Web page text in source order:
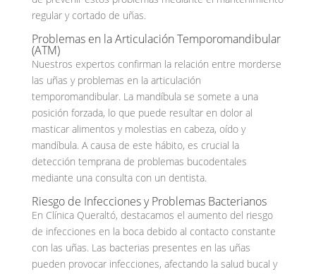
regular y cortado de uñas.
Problemas en la Articulación Temporomandibular
(ATM)
Nuestros expertos confirman la relación entre morderse
las uñas y problemas en la articulación
temporomandibular. La mandíbula se somete a una
posición forzada, lo que puede resultar en dolor al
masticar alimentos y molestias en cabeza, oído y
mandíbula. A causa de este hábito, es crucial la
detección temprana de problemas bucodentales
mediante una consulta con un dentista.
Riesgo de Infecciones y Problemas Bacterianos
En Clínica Queraltó, destacamos el aumento del riesgo
de infecciones en la boca debido al contacto constante
con las uñas. Las bacterias presentes en las uñas
pueden provocar infecciones, afectando la salud bucal y